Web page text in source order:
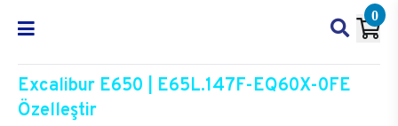
0
Excalibur E650 | E65L.147F-EQ60X-0FE
Özelleştir